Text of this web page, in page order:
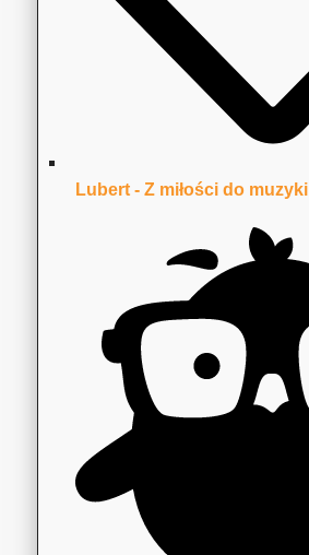
Lubert - Z miłości do muzyki